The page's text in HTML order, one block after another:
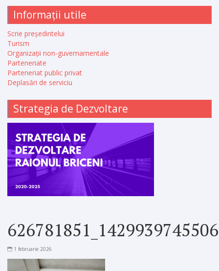
Informații utile
Scrie președintelui
Turism
Organizații non-guvernamentale
Parteneriate
Parteneriat public privat
Deplasări de serviciu
Strategia de Dezvoltare
1 februarie 2026